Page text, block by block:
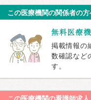
この医療機関の関係者の方
掲載情報の
数確認など
す。